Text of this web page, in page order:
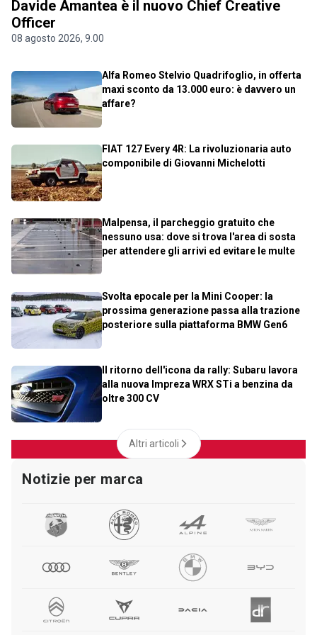
Davide Amantea è il nuovo Chief Creative
Officer
08 agosto 2026, 9.00
Alfa Romeo Stelvio Quadrifoglio, in offerta
maxi sconto da 13.000 euro: è davvero un
affare?
FIAT 127 Every 4R: La rivoluzionaria auto
componibile di Giovanni Michelotti
Malpensa, il parcheggio gratuito che
nessuno usa: dove si trova l'area di sosta
per attendere gli arrivi ed evitare le multe
Svolta epocale per la Mini Cooper: la
prossima generazione passa alla trazione
posteriore sulla piattaforma BMW Gen6
Il ritorno dell'icona da rally: Subaru lavora
alla nuova Impreza WRX STi a benzina da
oltre 300 CV
Altri articoli
Notizie per marca